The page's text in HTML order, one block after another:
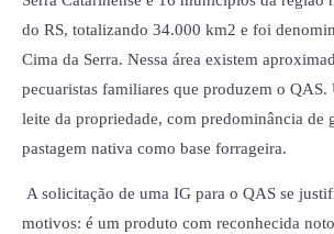
do RS, totalizando 34.000 km2 e foi
Cima da Serra. Nessa área existem
pecuaristas familiares que produzem o QAS.
leite da propriedade, com predominância de
pastagem nativa como base forrageira.
A solicitação de uma IG para o QAS se
motivos: é um produto com reconhecida